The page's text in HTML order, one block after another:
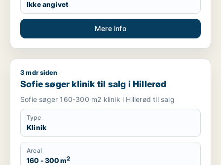
Ikke angivet
Mere info
Sofie søger klinik til salg i Hillerød
3 mdr siden
Sofie søger klinik til salg i Hillerød
Sofie søger 160-300 m2 klinik i Hillerød til salg
Type
Klinik
Areal
160 - 300 m2